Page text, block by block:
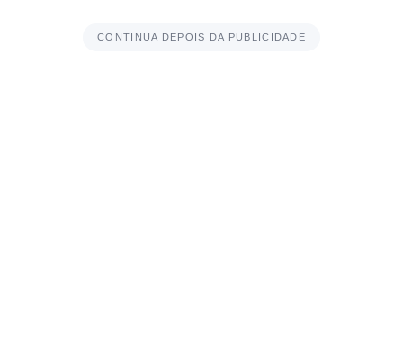
CONTINUA DEPOIS DA PUBLICIDADE